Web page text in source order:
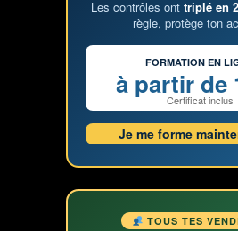
les
problèmes
et
les
solutions
avec
glacier
Les contrôles ont triplé en
règle, protège ton
FORMATION EN
à partir de
Certificat inclus
Je me forme
TOUS TES